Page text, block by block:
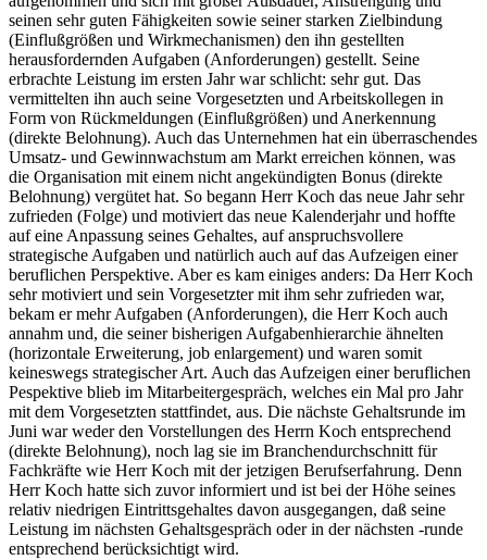
seinen sehr guten Fähigkeiten sowie seiner starken Zielbindung
(Einflußgrößen und Wirkmechanismen) den ihn gestellten
herausfordernden Aufgaben (Anforderungen) gestellt. Seine
erbrachte Leistung im ersten Jahr war schlicht: sehr gut. Das
vermittelten ihn auch seine Vorgesetzten und Arbeitskollegen in
Form von Rückmeldungen (Einflußgrößen) und Anerkennung
(direkte Belohnung). Auch das Unternehmen hat ein überraschendes
Umsatz- und Gewinnwachstum am Markt erreichen können, was
die Organisation mit einem nicht angekündigten Bonus (direkte
Belohnung) vergütet hat. So begann Herr Koch das neue Jahr sehr
zufrieden (Folge) und motiviert das neue Kalenderjahr und hoffte
auf eine Anpassung seines Gehaltes, auf anspruchsvollere
strategische Aufgaben und natürlich auch auf das Aufzeigen einer
beruflichen Perspektive. Aber es kam einiges anders: Da Herr Koch
sehr motiviert und sein Vorgesetzter mit ihm sehr zufrieden war,
bekam er mehr Aufgaben (Anforderungen), die Herr Koch auch
annahm und, die seiner bisherigen Aufgabenhierarchie ähnelten
(horizontale Erweiterung, job enlargement) und waren somit
keineswegs strategischer Art. Auch das Aufzeigen einer beruflichen
Pespektive blieb im Mitarbeitergespräch, welches ein Mal pro Jahr
mit dem Vorgesetzten stattfindet, aus. Die nächste Gehaltsrunde im
Juni war weder den Vorstellungen des Herrn Koch entsprechend
(direkte Belohnung), noch lag sie im Branchendurchschnitt für
Fachkräfte wie Herr Koch mit der jetzigen Berufserfahrung. Denn
Herr Koch hatte sich zuvor informiert und ist bei der Höhe seines
relativ niedrigen Eintrittsgehaltes davon ausgegangen, daß seine
Leistung im nächsten Gehaltsgespräch oder in der nächsten -runde
entsprechend berücksichtigt wird.